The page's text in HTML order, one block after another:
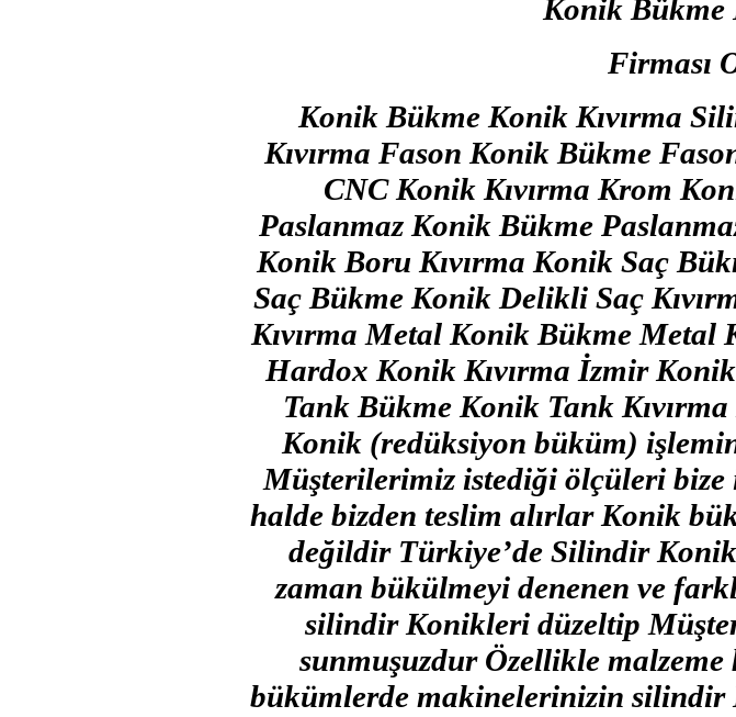
Konik Bükme
Firması
Konik Bükme Konik Kıvırma
Kıvırma Fason Konik Bükme
CNC Konik Kıvırma Krom
Paslanmaz Konik Bükme
Konik Boru Kıvırma Konik Saç
Saç Bükme Konik Delikli Saç
Kıvırma Metal Konik Bükme Metal
Hardox Konik Kıvırma İzmir
Tank Bükme Konik Tank
Konik (redüksiyon büküm)
Müşterilerimiz istediği ölçüleri
halde bizden teslim alırlar Konik
değildir Türkiye’de Silindir
zaman bükülmeyi denenen ve
silindir Konikleri düzeltip
sunmuşuzdur Özellikle
bükümlerde makinelerinizin silindir